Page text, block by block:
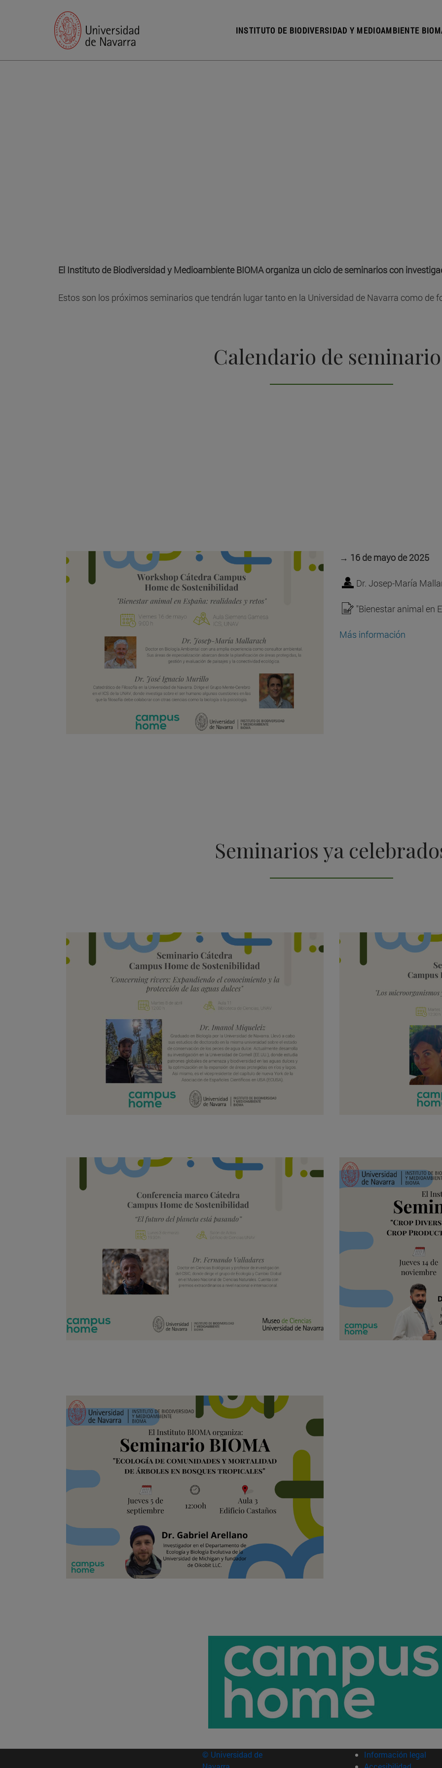
INSTITUTO DE BIODIVERSIDAD Y MEDIOAMBIENTE
El Instituto de Biodiversidad y Medioambiente BIOMA organiza un ciclo de seminarios con
Estos son los próximos seminarios que tendrán lugar tanto en la Universidad de Navarra como de
Calendario de
→ 16 de mayo de 2025
Dr. Josep-María
"Bienestar animal en
Más información
Seminarios ya
© Universidad de
Información legal